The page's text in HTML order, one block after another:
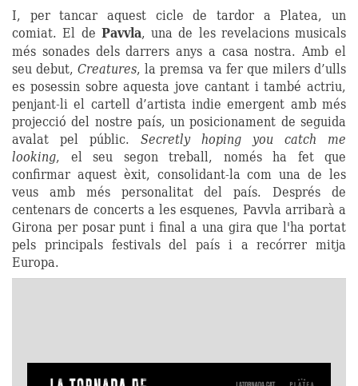
I, per tancar aquest cicle de tardor a Platea, un
comiat. El de Pavvla, una de les revelacions musicals
més sonades dels darrers anys a casa nostra. Amb el
seu debut,Creatures, la premsa va fer que milers d’ulls
es posessin sobre aquesta jove cantant i també actriu,
penjant-li el cartell d’artista indie emergent amb més
projecció del nostre país, un posicionament de seguida
avalat pel públic. Secretly hoping you catch me
looking, el seu segon treball, només ha fet que
confirmar aquest èxit, consolidant-la com una de les
veus amb més personalitat del país. Després de
centenars de concerts a les esquenes, Pavvla arribarà a
Girona per posar punt i final a una gira que l'ha portat
pels principals festivals del país i a recórrer mitja
Europa.